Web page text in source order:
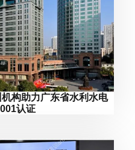
机构助力广东省水利水电
认证